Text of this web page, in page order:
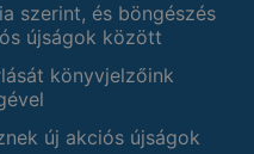
szerint, és böngészés
újságok között
könyvjelzőink
új akciós újságok